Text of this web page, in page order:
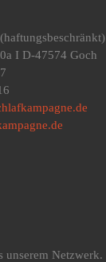
(haftungsbeschränkt)
I D-47574 Goch
unserem Netzwerk.